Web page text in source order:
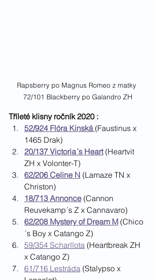
Rapsberry po Magnus Romeo z matky
72/101 Blackberry po Galandro ZH
Tříleté klisny ročník 2020 :
52/924 Flóra Kinská (Faustinus x
1465 Drak)
20/137 Victoria´s Heart (Heartvit
ZH x Volonter-T)
62/206 Celine N (Lamaze TN x
Christon)
18/713 Annonce (Cannon
Reuvekamp´s Z x Cannavaro)
62/208 Mystery of Dream M (Chico
´s Boy x Catango Z)
59/354 Scharllota (Heartbreak ZH
x Catango Z)
61/716 Lestráda (Stalypso x